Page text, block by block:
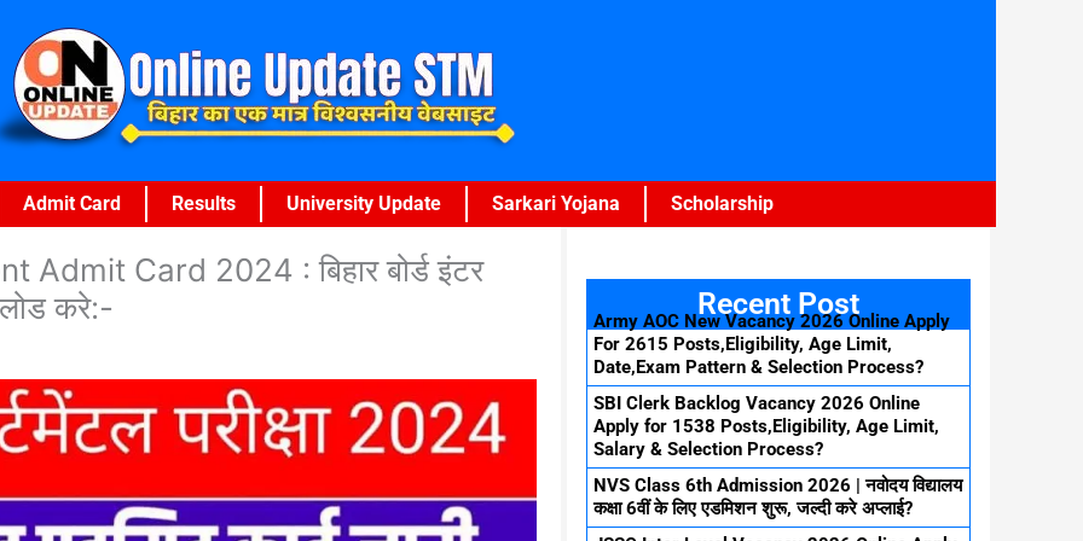
Admit Card Results University Update Sarkari Yojana Scholarship
Card 2024 : बिहार बोर्ड इंटर
करे:-
Recent Post
Army AOC New Vacancy 2026 Online Apply
For 2615 Posts,Eligibility, Age Limit,
Date,Exam Pattern & Selection Process?
SBI Clerk Backlog Vacancy 2026 Online
Apply for 1538 Posts,Eligibility, Age Limit,
Salary & Selection Process?
NVS Class 6th Admission 2026 | नवोदय विद्यालय
कक्षा 6वीं के लिए एडमिशन शुरू, जल्दी करे अप्लाई?